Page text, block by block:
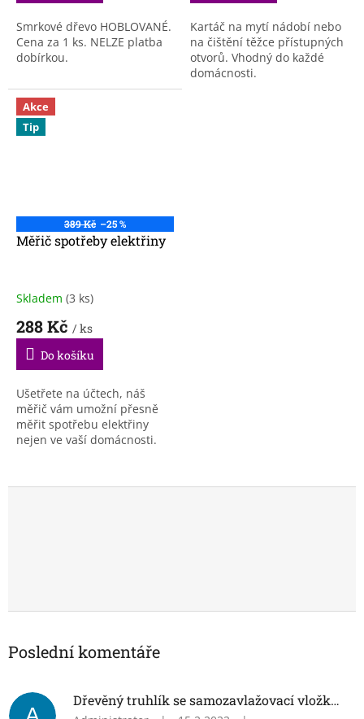
Smrkové dřevo HOBLOVANÉ.
Cena za 1 ks. NELZE platba
dobírkou.
Kartáč na mytí nádobí nebo
na čištění těžce přístupných
otvorů. Vhodný do každé
domácnosti.
Akce
Tip
389 Kč –25 %
Měřič spotřeby elektřiny
Skladem (3 ks)
288 Kč / ks
Do košíku
Ušetřete na účtech, náš
měřič vám umožní přesně
měřit spotřebu elektřiny
nejen ve vaší domácnosti.
spotřebovávají nejvíce...
Poslední komentáře
Dřevěný truhlík se samozavlažovací vložkou